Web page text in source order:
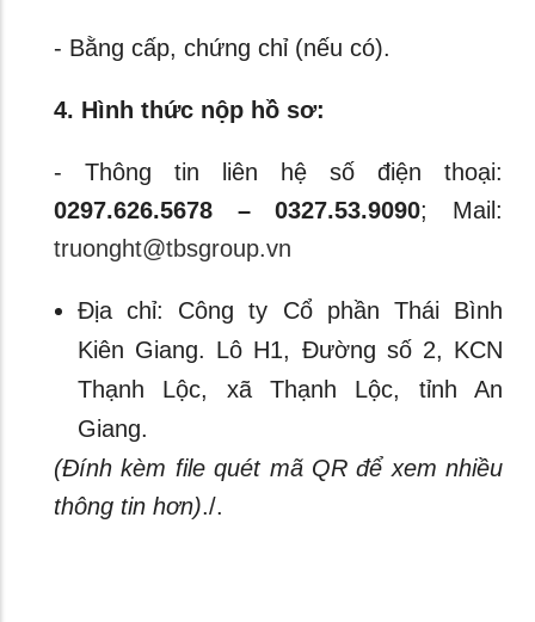
- Bằng cấp, chứng chỉ (nếu có).
4. Hình thức nộp hồ sơ:
- Thông tin liên hệ số điện thoại:
0297.626.5678 – 0327.53.9090; Mail:
truonght@tbsgroup.vn
Địa chỉ: Công ty Cổ phần Thái Bình
Kiên Giang. Lô H1, Đường số 2, KCN
Thạnh Lộc, xã Thạnh Lộc, tỉnh An
Giang.
(Đính kèm file quét mã QR để xem nhiều
thông tin hơn)./.